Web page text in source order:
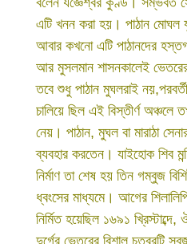
এটি খনন করা হয়। পাঠান
আবার কখনো এটি পাঠানদের
আর মুসলমান শাসনকালেই ভেতরের
তবে শুধু পাঠান মুঘলরাই
চালিয়ে ছিল এই বিস্তীর্ণ অঞ্চলে
নেয়। পাঠান, মুঘল বা মারাঠা
ব্যবহার করতেন। যাইহোক শিব
নির্মাণ তা শেষ হয় তিন গম্বুজ
ধ্বংসের মাধ্যমে। আগের
নির্মিত হয়েছিল ১৬৯১
দুর্গের ভেতরের বিশাল চত্বরটি